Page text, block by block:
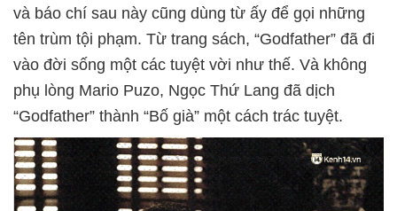
và báo chí sau này cũng dùng từ ấy để gọi những
tên trùm tội phạm. Từ trang sách, “Godfather” đã đi
vào đời sống một các tuyệt vời như thế. Và không
phụ lòng Mario Puzo, Ngọc Thứ Lang đã dịch
“Godfather” thành “Bố già” một cách trác tuyệt.